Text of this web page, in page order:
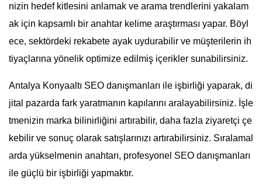
nizin hedef kitlesini anlamak ve arama trendlerini yakalam
ak için kapsamlı bir anahtar kelime araştırması yapar. Böyl
ece, sektördeki rekabete ayak uydurabilir ve müşterilerin ih
tiyaçlarına yönelik optimize edilmiş içerikler sunabilirsiniz.
Antalya Konyaaltı SEO danışmanları ile işbirliği yaparak, di
jital pazarda fark yaratmanın kapılarını aralayabilirsiniz. İşle
tmenizin marka bilinirliğini artırabilir, daha fazla ziyaretçi çe
kebilir ve sonuç olarak satışlarınızı artırabilirsiniz. Sıralamal
arda yükselmenin anahtarı, profesyonel SEO danışmanları
ile güçlü bir işbirliği yapmaktır.